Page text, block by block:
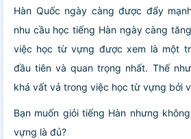
Hàn Quốc ngày càng được đẩy
nhu cầu học tiếng Hàn ngày càng
việc học từ vựng được xem là một
đầu tiên và quan trọng nhất. Thế
khá vất vả trong việc học từ vựng bởi
Bạn muốn giỏi tiếng Hàn nhưng
vựng là đủ?